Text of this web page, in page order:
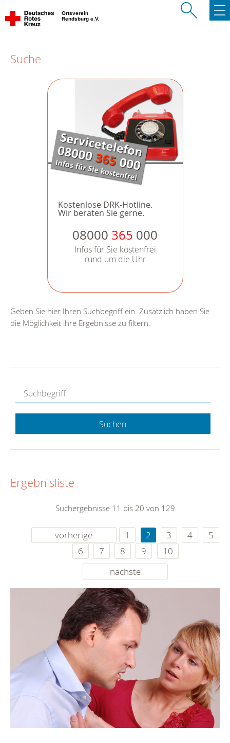
Ortsverein
Rendsburg e.V.
Suche
Kostenlose DRK-Hotline.
Wir beraten Sie gerne.
08000 365 000
Infos für Sie kostenfrei
rund um die Uhr
Geben Sie hier Ihren Suchbegriff ein. Zusätzlich haben Sie
die Möglichkeit ihre Ergebnisse zu filtern.
Suchen
Ergebnisliste
Suchergebnisse 11 bis 20 von 129
vorherige 1 2 3 4
5
6
7 8 9
10
nächste